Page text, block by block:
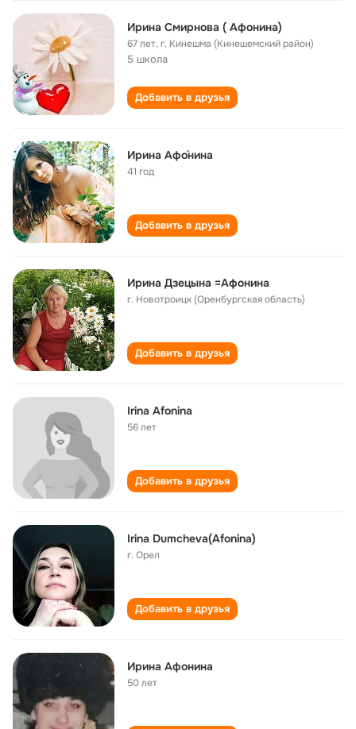
Ирина Смирнова ( Афонина)
67 лет,г. Кинешма (Кинешемский район)
5 школа
Добавить в друзья
Ирина Афо́нина
41 год
Добавить в друзья
Ирина Дзецына =Афонина
г. Новотроицк (Оренбургская область)
Добавить в друзья
Irina Afonina
56 лет
Добавить в друзья
Irina Dumcheva(Afonina)
г. Орел
Добавить в друзья
Ирина Афонина
50 лет